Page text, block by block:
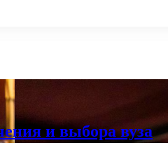
и выбора вуза